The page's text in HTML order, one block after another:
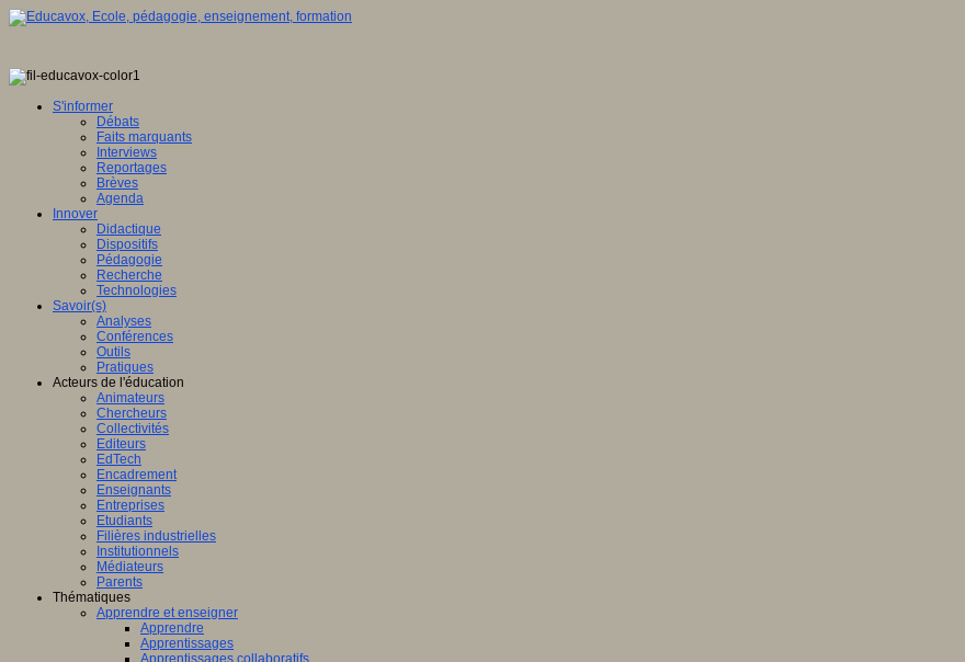
S'informer
Débats
Faits marquants
Interviews
Reportages
Brèves
Agenda
Innover
Didactique
Dispositifs
Pédagogie
Recherche
Technologies
Savoir(s)
Analyses
Conférences
Outils
Pratiques
Acteurs de l'éducation
Animateurs
Chercheurs
Collectivités
Editeurs
EdTech
Encadrement
Enseignants
Entreprises
Etudiants
Filières industrielles
Institutionnels
Médiateurs
Parents
Thématiques
Apprendre et enseigner
Apprendre
Apprentissages
Apprentissages collaboratifs